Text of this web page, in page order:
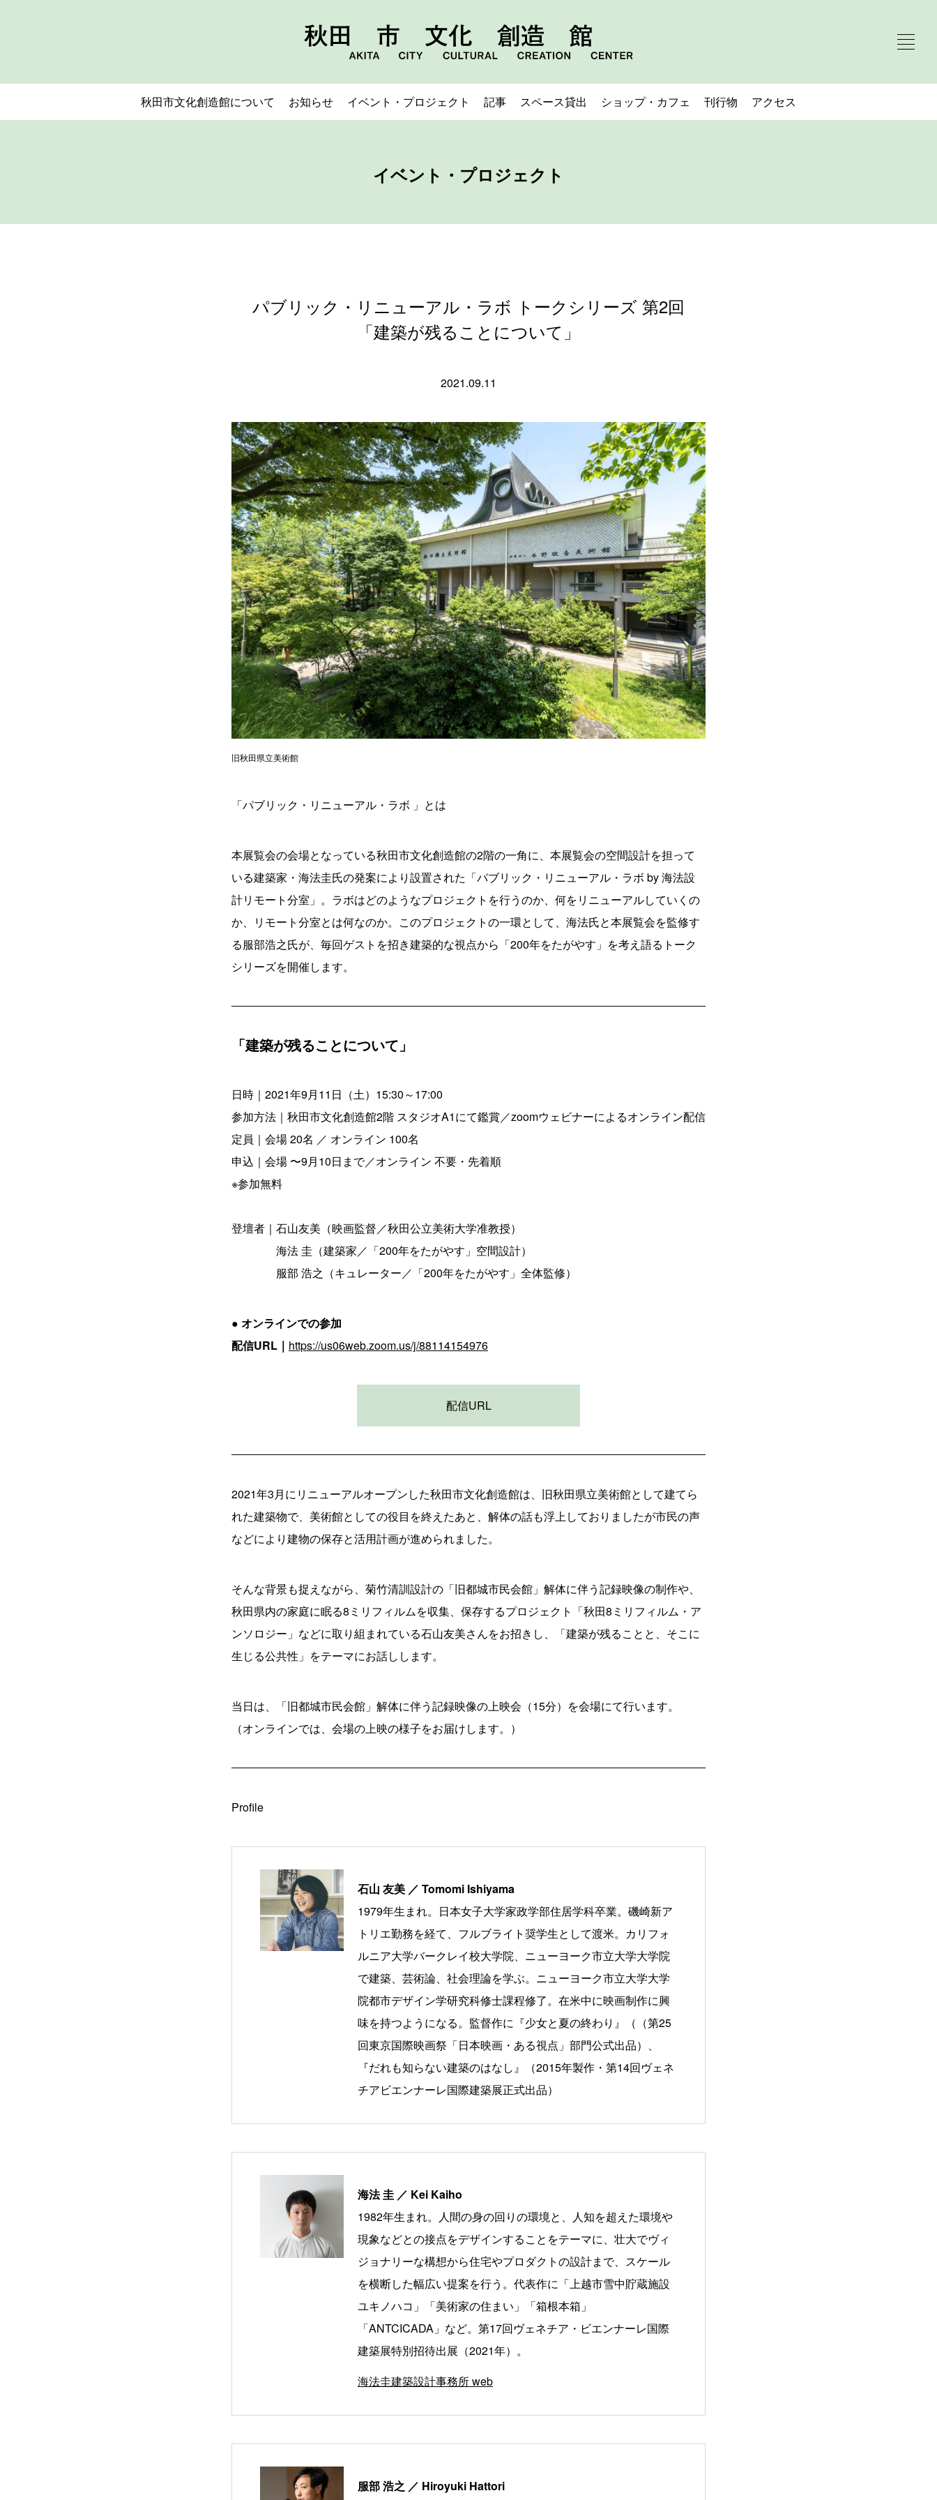
秋田市文化創造館について お知らせ イベント・プロジェクト 記事 スペース貸出 ショップ・カフェ 刊行物 アクセス
イベント・プロジェクト
パブリック・リニューアル・ラボ トークシリーズ 第2回
「建築が残ることについて」
2021.09.11
旧秋田県立美術館
「パブリック・リニューアル・ラボ 」とは
本展覧会の会場となっている秋田市文化創造館の2階の一角に、本展覧会の空間設計を担って
いる建築家・海法圭氏の発案により設置された「パブリック・リニューアル・ラボ by 海法設
計リモート分室」。ラボはどのようなプロジェクトを行うのか、何をリニューアルしていくの
か、リモート分室とは何なのか。このプロジェクトの一環として、海法氏と本展覧会を監修す
る服部浩之氏が、毎回ゲストを招き建築的な視点から「200年をたがやす」を考え語るトーク
シリーズを開催します。
「建築が残ることについて」
日時｜2021年9月11日（土）15:30～17:00
参加方法｜秋田市文化創造館2階 スタジオA1にて鑑賞／zoomウェビナーによるオンライン配信
定員｜会場 20名 ／ オンライン 100名
申込｜会場 〜9月10日まで／オンライン 不要・先着順
※参加無料
登壇者｜石山友美（映画監督／秋田公立美術大学准教授）
海法 圭（建築家／「200年をたがやす」空間設計）
服部 浩之（キュレーター／「200年をたがやす」全体監修）
● オンラインでの参加
配信URL｜ https://us06web.zoom.us/j/88114154976
配信URL
2021年3月にリニューアルオープンした秋田市文化創造館は、旧秋田県立美術館として建てら
れた建築物で、美術館としての役目を終えたあと、解体の話も浮上しておりましたが市民の声
などにより建物の保存と活用計画が進められました。
そんな背景も捉えながら、菊竹清訓設計の「旧都城市民会館」解体に伴う記録映像の制作や、
秋田県内の家庭に眠る8ミリフィルムを収集、保存するプロジェクト「秋田8ミリフィルム・ア
ンソロジー」などに取り組まれている石山友美さんをお招きし、「建築が残ることと、そこに
生じる公共性」をテーマにお話しします。
当日は、「旧都城市民会館」解体に伴う記録映像の上映会（15分）を会場にて行います。
（オンラインでは、会場の上映の様子をお届けします。）
Profile
石山 友美 ／ Tomomi Ishiyama
1979年生まれ。日本女子大学家政学部住居学科卒業。磯崎新ア
トリエ勤務を経て、フルブライト奨学生として渡米。カリフォ
ルニア大学バークレイ校大学院、ニューヨーク市立大学大学院
で建築、芸術論、社会理論を学ぶ。ニューヨーク市立大学大学
院都市デザイン学研究科修士課程修了。在米中に映画制作に興
味を持つようになる。監督作に『少女と夏の終わり』（（第25
回東京国際映画祭「日本映画・ある視点」部門公式出品）、
『だれも知らない建築のはなし』（2015年製作・第14回ヴェネ
チアビエンナーレ国際建築展正式出品）
海法 圭 ／ Kei Kaiho
1982年生まれ。人間の身の回りの環境と、人知を超えた環境や
現象などとの接点をデザインすることをテーマに、壮大でヴィ
ジョナリーな構想から住宅やプロダクトの設計まで、スケール
を横断した幅広い提案を行う。代表作に「上越市雪中貯蔵施設
ユキノハコ」「美術家の住まい」「箱根本箱」
「ANTCICADA」など。第17回ヴェネチア・ビエンナーレ国際
建築展特別招待出展（2021年）。
海法圭建築設計事務所 web
服部 浩之 ／ Hiroyuki Hattori